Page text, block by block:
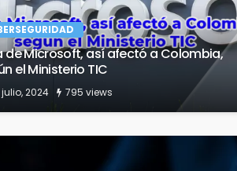
de Microsoft, así afectó a Colombia,
el Ministerio TIC
2024 795 views